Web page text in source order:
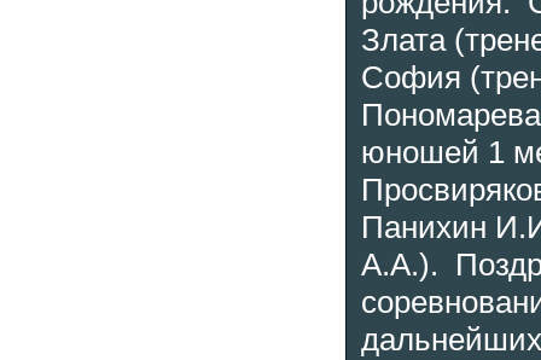
Злата
София
юношей 1
Панихин
А.А.).